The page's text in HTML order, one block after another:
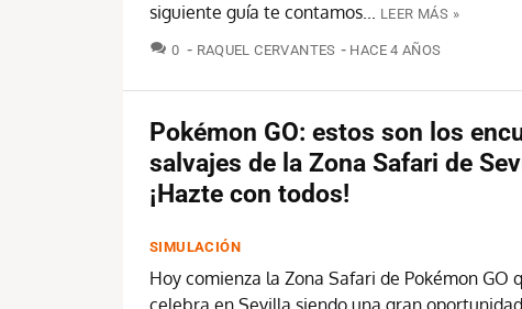
siguiente guía te contamos... LEER MÁS »
0 COMENTARIOS
RAQUEL CERVANTES HACE 4 AÑOS
Pokémon GO: estos son los
salvajes de la Zona Safari de
¡Hazte con todos!
SIMULACIÓN
Hoy comienza la Zona Safari de Pokémon GO